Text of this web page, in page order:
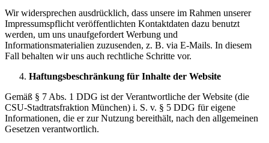
Wir widersprechen ausdrücklich, dass unsere im Rahmen unserer
Impressumspflicht veröffentlichten Kontaktdaten dazu benutzt
werden, um uns unaufgefordert Werbung und
Informationsmaterialien zuzusenden, z. B. via E-Mails. In diesem
Fall behalten wir uns auch rechtliche Schritte vor.
Haftungsbeschränkung für Inhalte der Website
Gemäß § 7 Abs. 1 DDG ist der Verantwortliche der Website (die
CSU-Stadtratsfraktion München) i. S. v. § 5 DDG für eigene
Informationen, die er zur Nutzung bereithält, nach den allgemeinen
Gesetzen verantwortlich.